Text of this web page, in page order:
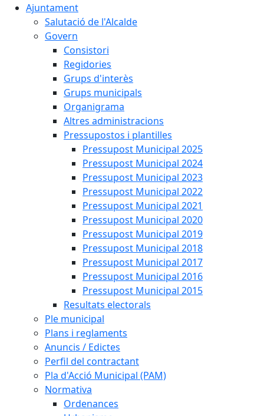
Ajuntament
Salutació de l'Alcalde
Govern
Consistori
Regidories
Grups d'interès
Grups municipals
Organigrama
Altres administracions
Pressupostos i plantilles
Pressupost Municipal 2025
Pressupost Municipal 2024
Pressupost Municipal 2023
Pressupost Municipal 2022
Pressupost Municipal 2021
Pressupost Municipal 2020
Pressupost Municipal 2019
Pressupost Municipal 2018
Pressupost Municipal 2017
Pressupost Municipal 2016
Pressupost Municipal 2015
Resultats electorals
Ple municipal
Plans i reglaments
Anuncis / Edictes
Perfil del contractant
Pla d'Acció Municipal (PAM)
Normativa
Ordenances